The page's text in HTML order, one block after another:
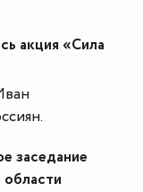
акция «Сила
заседание